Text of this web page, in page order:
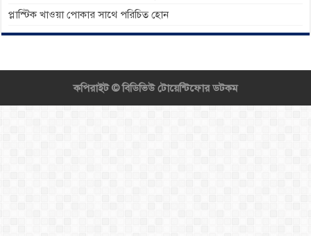
প্লাস্টিক খাওয়া পোকার সাথে পরিচিত হোন
কপিরাইট ©বিডিভিউ টোয়েন্টিফোর ডটকম